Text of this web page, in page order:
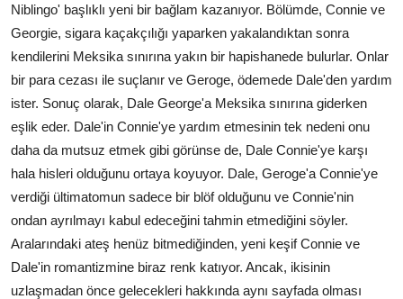
Niblingo' başlıklı yeni bir bağlam kazanıyor. Bölümde, Connie ve
Georgie, sigara kaçakçılığı yaparken yakalandıktan sonra
kendilerini Meksika sınırına yakın bir hapishanede bulurlar. Onlar
bir para cezası ile suçlanır ve Geroge, ödemede Dale'den yardım
ister. Sonuç olarak, Dale George'a Meksika sınırına giderken
eşlik eder. Dale'in Connie'ye yardım etmesinin tek nedeni onu
daha da mutsuz etmek gibi görünse de, Dale Connie'ye karşı
hala hisleri olduğunu ortaya koyuyor. Dale, Geroge'a Connie'ye
verdiği ültimatomun sadece bir blöf olduğunu ve Connie'nin
ondan ayrılmayı kabul edeceğini tahmin etmediğini söyler.
Aralarındaki ateş henüz bitmediğinden, yeni keşif Connie ve
Dale'in romantizmine biraz renk katıyor. Ancak, ikisinin
uzlaşmadan önce gelecekleri hakkında aynı sayfada olması